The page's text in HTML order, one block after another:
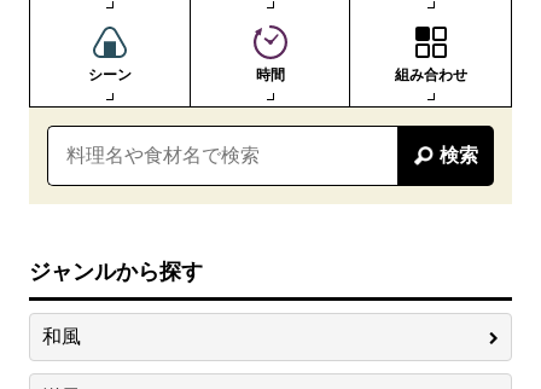
シーン 時間 組み合わせ
検索
ジャンルから探す
和風